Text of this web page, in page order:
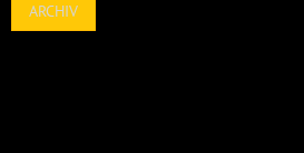
ARCHIV